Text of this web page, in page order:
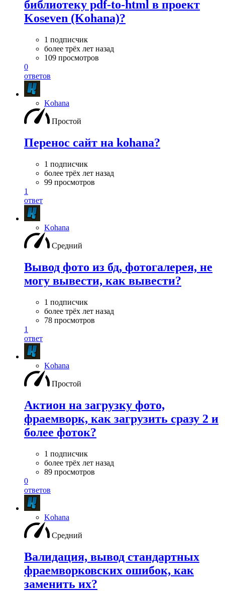
библиотеку pdf-to-html в проект
Koseven (Kohana)?
1 подписчик
более трёх лет назад
109 просмотров
0
ответов
Kohana
Простой
Перенос сайт на kohana?
1 подписчик
более трёх лет назад
99 просмотров
1
ответ
Kohana
Средний
Вывод фото из бд, фотогалерея, не
могу вывести, как вывести?
1 подписчик
более трёх лет назад
78 просмотров
1
ответ
Kohana
Простой
Актион на загрузку фото,
фраемворк, как загрузить сразу 2 и
более фоток?
1 подписчик
более трёх лет назад
89 просмотров
0
ответов
Kohana
Средний
Валидация, вывод стандартных
фраемворковских ошибок, как
заменить их?